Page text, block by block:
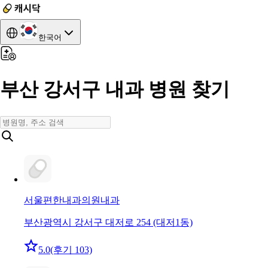
한국어
부산 강서구 내과 병원 찾기
서울편한내과의원 내과
부산광역시 강서구 대저로 254 (대저1동)
5.0(후기 103)